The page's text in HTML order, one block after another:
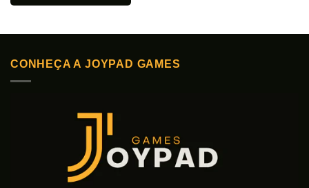
CONHEÇA A JOYPAD GAMES